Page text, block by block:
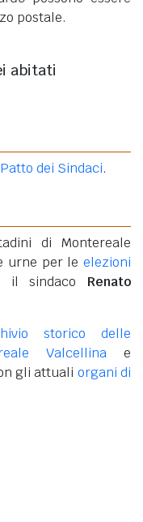
postale.
abitati
Patto dei Sindaci.
di Montereale
urne per le elezioni
il sindaco Renato
storico delle
Valcellinae
gli attuali organi di